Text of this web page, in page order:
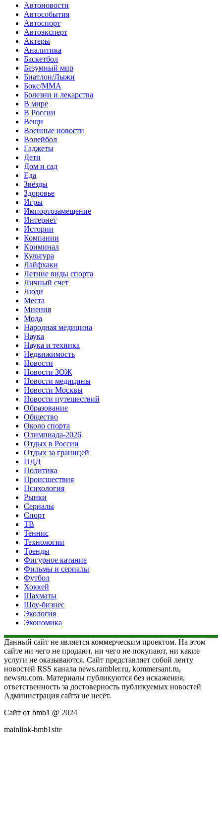
Автоновости
Автособытия
Автоспорт
Автоэксперт
Актеры
Аналитика
Баскетбол
Безумный мир
Биатлон/Лыжи
Бокс/MMA
Болезни и лекарства
В мире
В России
Вещи
Военные новости
Волейбол
Гаджеты
Дети
Дом и сад
Еда
Звёзды
Здоровье
Игры
Импортозамещение
Интернет
Истории
Компании
Криминал
Культура
Лайфхаки
Летние виды спорта
Личный счет
Люди
Места
Мнения
Мода
Народная медицина
Наука
Наука и техника
Недвижимость
Новости
Новости ЗОЖ
Новости медицины
Новости Москвы
Новости путешествий
Образование
Общество
Около спорта
Олимпиада-2026
Отдых в России
Отдых за границей
ПДД
Политика
Происшествия
Психология
Рынки
Сериалы
Спорт
ТВ
Теннис
Технологии
Тренды
Фигурное катание
Фильмы и сериалы
Футбол
Хоккей
Шахматы
Шоу-бизнес
Экология
Экономика
Данный сайт не является коммерческим проектом. На этом
сайте ни чего не продают, ни чего не покупают, ни какие
услуги не оказываются. Сайт представляет собой ленту
новостей RSS канала news.rambler.ru, kommersant.ru,
newsru.com. Материалы публикуются без искажения,
ответственность за достоверность публикуемых новостей
Администрация сайта не несёт.
Сайт от bmb1 @ 2024
mainlink-bmb1site